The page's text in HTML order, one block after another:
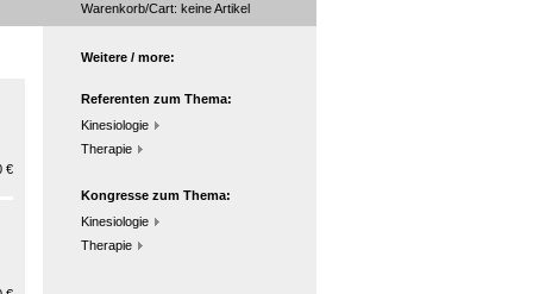
Warenkorb/Cart: keineArtikel
€
Weitere / more:
Referenten zum Thema:
Kinesiologie
Therapie
Kongresse zum Thema:
Kinesiologie
Therapie